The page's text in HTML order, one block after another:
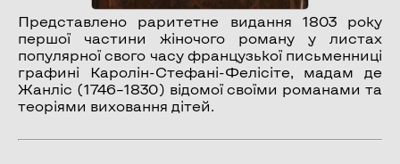
Представлено раритетне видання 1803 року
першої частини жіночого роману у листах
популярної свого часу французької письменниці
графині Каролін-Стефані-Фелісіте, мадам де
Жанліс (1746–1830) відомої своїми романами та
теоріями виховання дітей.